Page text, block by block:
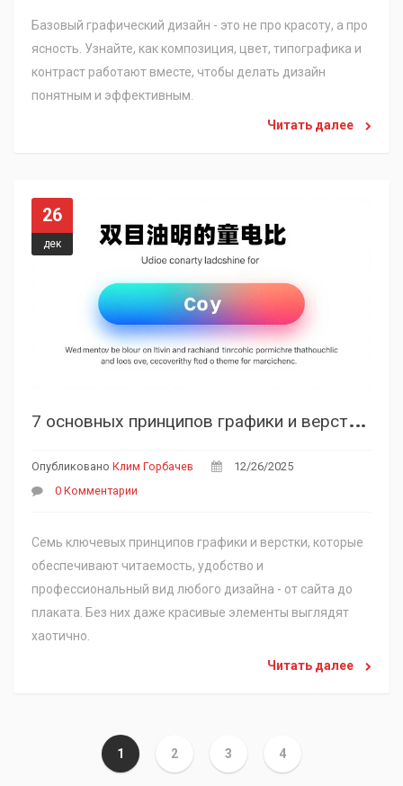
Базовый графический дизайн - это не про красоту, а про
ясность. Узнайте, как композиция, цвет, типографика и
контраст работают вместе, чтобы делать дизайн
понятным и эффективным.
Читать далее
26
дек
7
основных принципов графики и верстки, которые должен знать каждый дизайнер
Опубликовано Клим Горбачев
12/26/2025
0 Комментарии
Семь ключевых принципов графики и верстки, которые
обеспечивают читаемость, удобство и
профессиональный вид любого дизайна - от сайта до
плаката. Без них даже красивые элементы выглядят
хаотично.
Читать далее
1 2 3 4